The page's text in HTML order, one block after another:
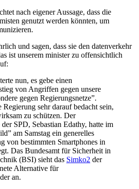
nach eigener Aussage, dass die
genutzt werden könnten, um
und sagen, dass sie den datenverkehr
ist unserem minister zu offensichtlich
nun, es gebe einen
von Angriffen gegen unsere
gegen Regierungsnetze”.
Regierung sehr darauf bedacht sein,
zu schützen. Der
SPD, Sebastian Edathy, hatte im
am Samstag ein generelles
von bestimmten Smartphones in
Das Bundesamt für Sicherheit in
(BSI) sieht das Simko2 der
Alternative für
an.